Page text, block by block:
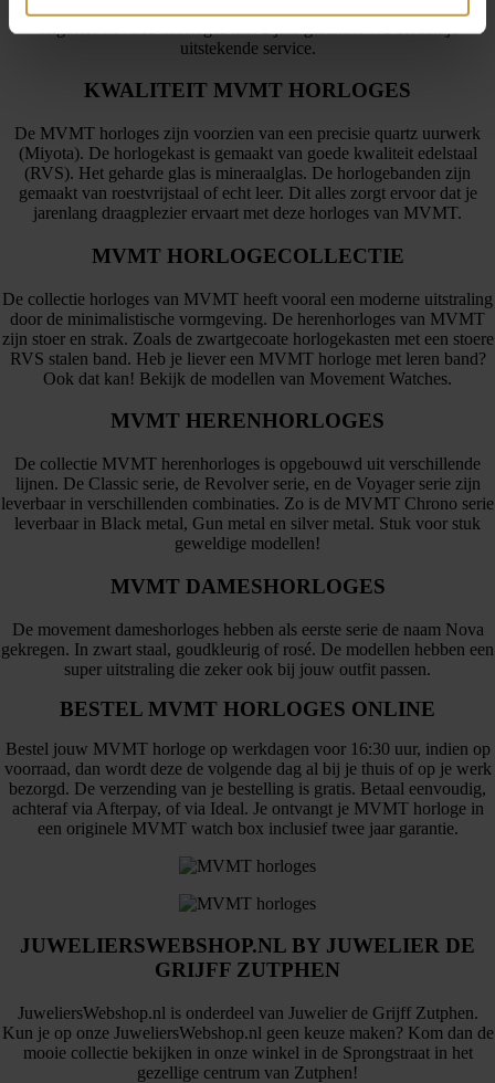
uitstekende service.
KWALITEIT MVMT HORLOGES
De MVMT horloges zijn voorzien van een precisie quartz uurwerk
(Miyota). De horlogekast is gemaakt van goede kwaliteit edelstaal
(RVS). Het geharde glas is mineraalglas. De horlogebanden zijn
gemaakt van roestvrijstaal of echt leer. Dit alles zorgt ervoor dat je
jarenlang draagplezier ervaart met deze horloges van MVMT.
MVMT HORLOGECOLLECTIE
De collectie horloges van MVMT heeft vooral een moderne uitstraling
door de minimalistische vormgeving. De herenhorloges van MVMT
zijn stoer en strak. Zoals de zwartgecoate horlogekasten met een stoere
RVS stalen band. Heb je liever een MVMT horloge met leren band?
Ook dat kan! Bekijk de modellen van Movement Watches.
MVMT HERENHORLOGES
De collectie MVMT herenhorloges is opgebouwd uit verschillende
lijnen. De Classic serie, de Revolver serie, en de Voyager serie zijn
leverbaar in verschillenden combinaties. Zo is de MVMT Chrono serie
leverbaar in Black metal, Gun metal en silver metal. Stuk voor stuk
geweldige modellen!
MVMT DAMESHORLOGES
De movement dameshorloges hebben als eerste serie de naam Nova
gekregen. In zwart staal, goudkleurig of rosé. De modellen hebben een
super uitstraling die zeker ook bij jouw outfit passen.
BESTEL MVMT HORLOGES ONLINE
Bestel jouw MVMT horloge op werkdagen voor 16:30 uur, indien op
voorraad, dan wordt deze de volgende dag al bij je thuis of op je werk
bezorgd. De verzending van je bestelling is gratis. Betaal eenvoudig,
achteraf via Afterpay, of via Ideal. Je ontvangt je MVMT horloge in
een originele MVMT watch box inclusief twee jaar garantie.
JUWELIERSWEBSHOP.NL BY JUWELIER DE
GRIJFF ZUTPHEN
JuweliersWebshop.nl is onderdeel van Juwelier de Grijff Zutphen.
Kun je op onze JuweliersWebshop.nl geen keuze maken? Kom dan de
mooie collectie bekijken in onze winkel in de Sprongstraat in het
gezellige centrum van Zutphen!